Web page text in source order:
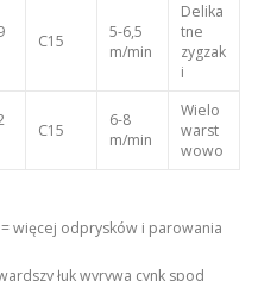
C15
5-6,5
m/min
Delika
tne
zygzak
i
C15
6-8
m/min
Wielo
warst
wowo
= więcej odprysków i parowania
łuk wyrywa cynk spod